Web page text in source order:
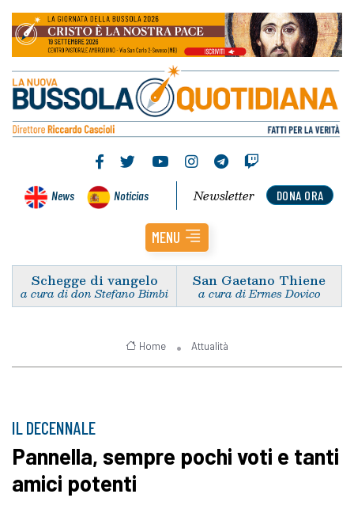
News Noticias DONA ORA
Newsletter
MENU
Schegge di vangelo
a cura di don Stefano Bimbi
San Gaetano Thiene
a cura di Ermes Dovico
Home Attualità
IL DECENNALE
Pannella, sempre pochi voti e tanti
amici potenti